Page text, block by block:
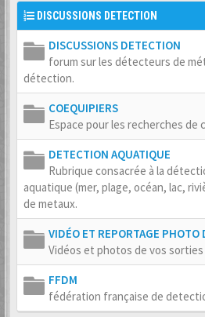
DISCUSSIONS DETECTION
DISCUSSIONS DETECTION
forum sur les détecteurs de
détection.
COEQUIPIERS
Espace pour les recherches de
DETECTION AQUATIQUE
Rubrique consacrée à la
aquatique (mer, plage, océan, lac,
de metaux.
VIDÉO ET REPORTAGE PHOTO
Vidéos et photos de vos
FFDM
fédération française de